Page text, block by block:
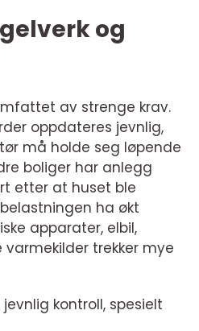
og
av strenge krav.
oppdateres jevnlig,
må holde seg løpende
boliger har anlegg
etter at huset ble
ha økt
apparater, elbil,
trekker mye
kontroll, spesielt